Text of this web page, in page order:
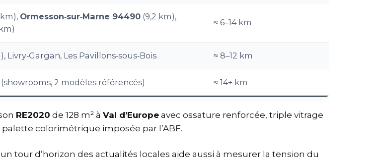
km), Ormesson‑sur‑Marne 94490 (9,2 km),
≈ 6–14 km
Livry‑Gargan, Les Pavillons‑sous‑Bois ≈ 8–12 km
(showrooms, 2 modèles référencés) ≈ 14+ km
RE2020 de 128 m² à Val d’Europe avec ossature renforcée, triple vitrage
colorimétrique imposée par l’ABF.
tour d’horizon des actualités locales aide aussi à mesurer la tension du